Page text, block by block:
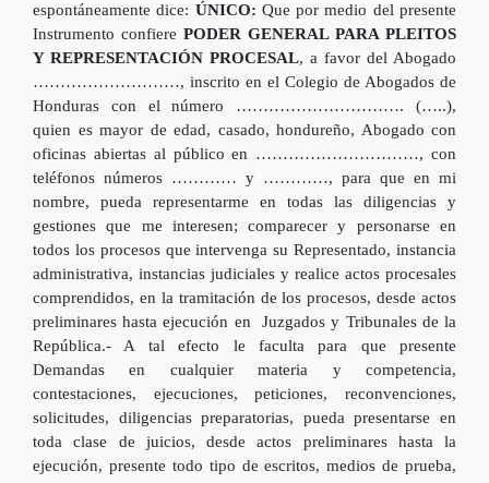
espontáneamente dice: ÚNICO: Que por medio del presente
Instrumento confiere PODER GENERAL PARA PLEITOS
Y REPRESENTACIÓN PROCESAL, a favor del Abogado
………………………, inscrito en el Colegio de Abogados de
Honduras con el número …………………………. (…..),
quien es mayor de edad, casado, hondureño, Abogado con
oficinas abiertas al público en …………………………, con
teléfonos números ………… y …………, para que en mi
nombre, pueda representarme en todas las diligencias y
gestiones que me interesen; comparecer y personarse en
todos los procesos que intervenga su Representado, instancia
administrativa, instancias judiciales y realice actos procesales
comprendidos, en la tramitación de los procesos, desde actos
preliminares hasta ejecución en Juzgados y Tribunales de la
República.- A tal efecto le faculta para que presente
Demandas en cualquier materia y competencia,
contestaciones, ejecuciones, peticiones, reconvenciones,
solicitudes, diligencias preparatorias, pueda presentarse en
toda clase de juicios, desde actos preliminares hasta la
ejecución, presente todo tipo de escritos, medios de prueba,